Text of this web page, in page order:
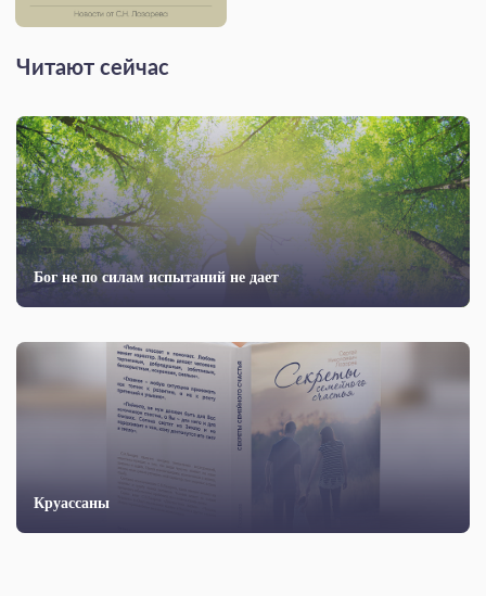
Читают сейчас
Бог не по силам испытаний не дает
Круассаны